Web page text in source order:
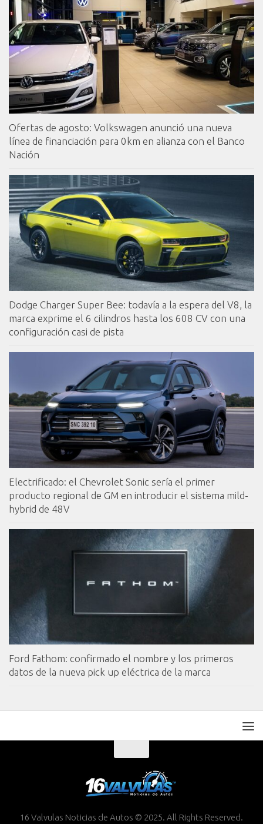
Ofertas de agosto: Volkswagen anunció una nueva
línea de financiación para 0km en alianza con el Banco
Nación
Dodge Charger Super Bee: todavía a la espera del V8, la
marca exprime el 6 cilindros hasta los 608 CV con una
configuración casi de pista
Electrificado: el Chevrolet Sonic sería el primer
producto regional de GM en introducir el sistema mild-
hybrid de 48V
Ford Fathom: confirmado el nombre y los primeros
datos de la nueva pick up eléctrica de la marca
16 Valvulas Noticias de Autos © 2025. All Rights Reserved.